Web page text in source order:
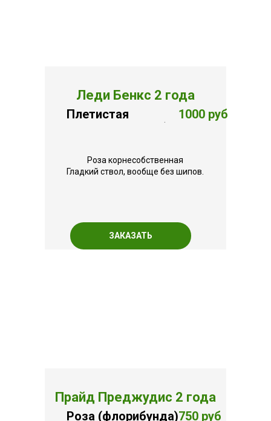
Леди Бенкс 2 года
Плетистая 1000 руб
.
Роза корнесобственная
Гладкий ствол, вообще без шипов.
ЗАКАЗАТЬ
Прайд Преджудис 2 года
Роза (флорибунда)750 руб